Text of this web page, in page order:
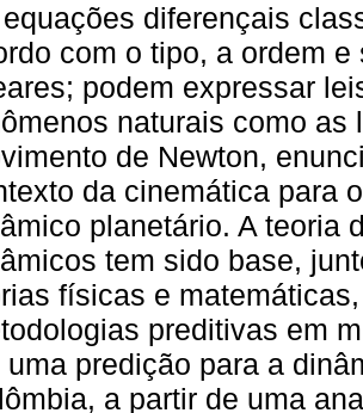
diferençais
com o tipo, a ordem e
podem expressar
naturais como as
de Newton,
da cinemática para
planetário. A teoria
tem sido base,
físicas e
preditivas em
uma predição para a
a partir de uma